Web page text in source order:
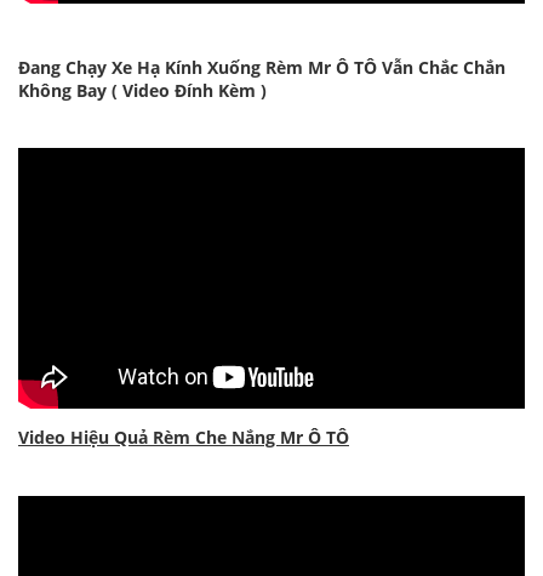
Đang Chạy Xe Hạ Kính Xuống Rèm Mr Ô TÔ Vẫn Chắc Chắn
Không Bay ( Video Đính Kèm )
Video Hiệu Quả Rèm Che Nắng Mr Ô TÔ